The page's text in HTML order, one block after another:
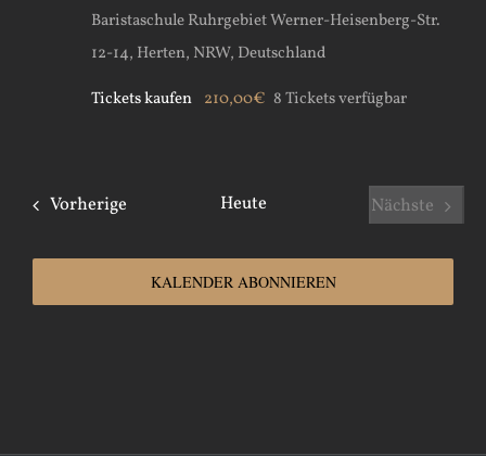
Baristaschule RuhrgebietWerner-Heisenberg-Str.
12-14, Herten, NRW, Deutschland
Tickets kaufen 210,00€ 8 Tickets verfügbar
VorherigeVeranstaltungen
Heute
Nächste
KALENDER ABONNIEREN